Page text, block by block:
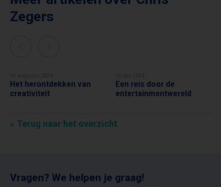
Zegers
CHRIS ZEGERS
Het herontdekken van
creativiteit
CHRIS ZEGERS
Een reis door de
entertainmentwereld
Terug naar het overzicht
Vragen? We helpen je graag!